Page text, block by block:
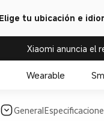
Elige tu ubicación e
Xiaomi anuncia el
Wearable
General